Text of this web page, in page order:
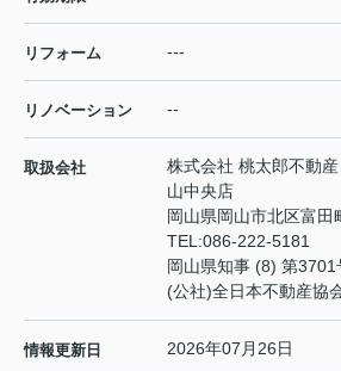
リフォーム ---
リノベーション --
取扱会社
株式会社 桃太郎不動
山中央店
岡山県岡山市北区富田
TEL:086-222-5181
岡山県知事 (8) 第3701
(公社)全日本不動産協
情報更新日 2026年07月26日